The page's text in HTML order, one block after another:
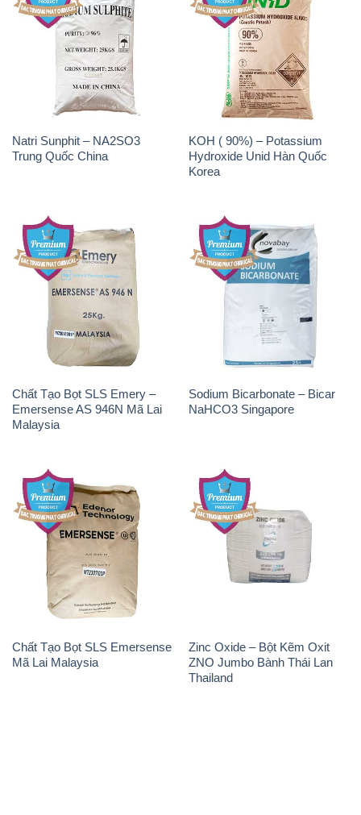
Natri Sunphit – NA2SO3
Trung Quốc China
KOH ( 90%) – Potassium
Hydroxide Unid Hàn Quốc
Chất Tạo Bọt SLS Emery –
Emersense AS 946N Mã Lai
Malaysia
Sodium Bicarbonate – Bicar
NaHCO3 Singapore
Chất Tạo Bọt SLS Emersense
Mã Lai Malaysia
Zinc Oxide – Bột Kẽm Oxit
ZNO Jumbo Bành Thái Lan
Thailand